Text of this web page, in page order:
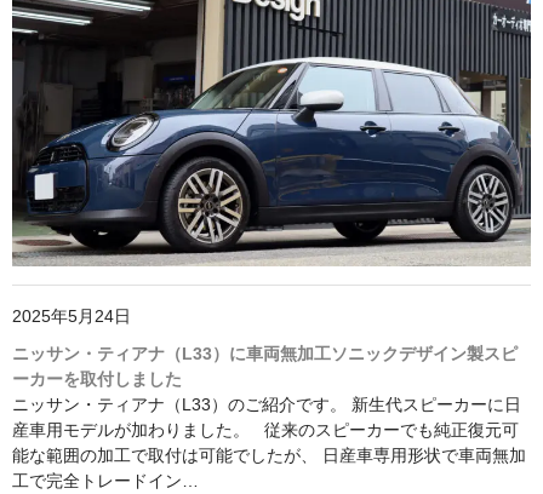
2025年5月24日
ニッサン・ティアナ（L33）に車両無加工ソニックデザイン製スピ
ーカーを取付しました
ニッサン・ティアナ（L33）のご紹介です。 新生代スピーカーに日
産車用モデルが加わりました。 従来のスピーカーでも純正復元可
能な範囲の加工で取付は可能でしたが、 日産車専用形状で車両無加
工で完全トレードイン…